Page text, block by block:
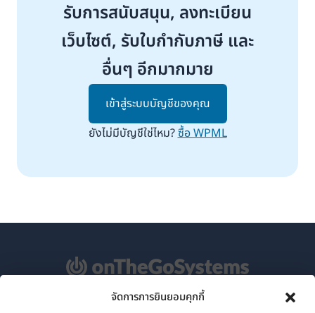
จัดการการยินยอมคุกกี้
รับการสนับสนุน, ลงทะเบียน
เว็บไซต์, รับใบกำกับภาษี และ
อื่นๆ อีกมากมาย
เข้าสู่ระบบบัญชีของคุณ
ยังไม่มีบัญชีใช่ไหม?ซื้อ WPML